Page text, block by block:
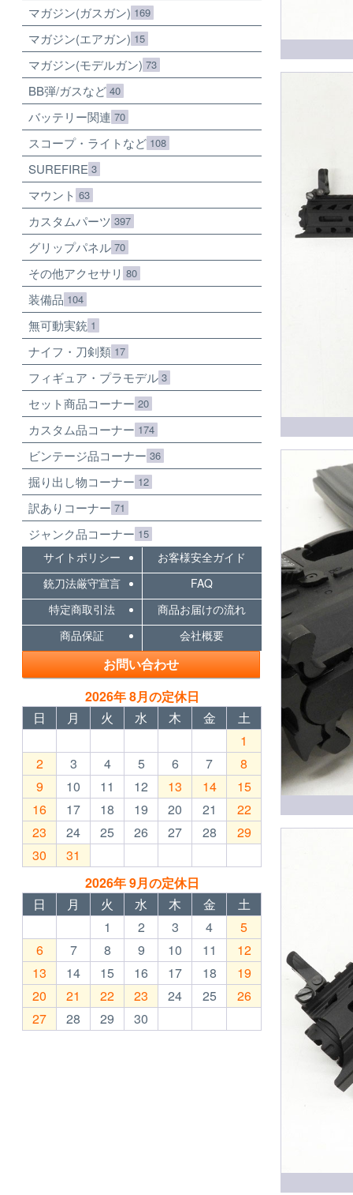
マガジン(ガスガン) 169
マガジン(エアガン) 15
マガジン(モデルガン) 73
BB弾/ガスなど 40
バッテリー関連 70
スコープ・ライトなど 108
SUREFIRE 3
マウント 63
カスタムパーツ 397
グリップパネル 70
その他アクセサリ 80
装備品 104
無可動実銃 1
ナイフ・刀剣類 17
フィギュア・プラモデル 3
セット商品コーナー 20
カスタム品コーナー 174
ビンテージ品コーナー 36
掘り出し物コーナー 12
訳ありコーナー 71
ジャンク品コーナー 15
サイトポリシー
お客様安全ガイド
銃刀法厳守宣言
FAQ
特定商取引法
商品お届けの流れ
商品保証
会社概要
お問い合わせ
2026年 8月の定休日
日
月 火 水 木 金
土
1
2
3 4 5 6 7
8
9
10 11 12 13 14
15
16
17 18 19 20 21
22
23
24 25 26 27 28
29
30
31
2026年 9月の定休日
日
月 火 水 木 金
土
1
2 3 4
5
6
7 8 9 10 11
12
13
14 15 16 17 18
19
20
21 22 23 24 25
26
27
28 29 30